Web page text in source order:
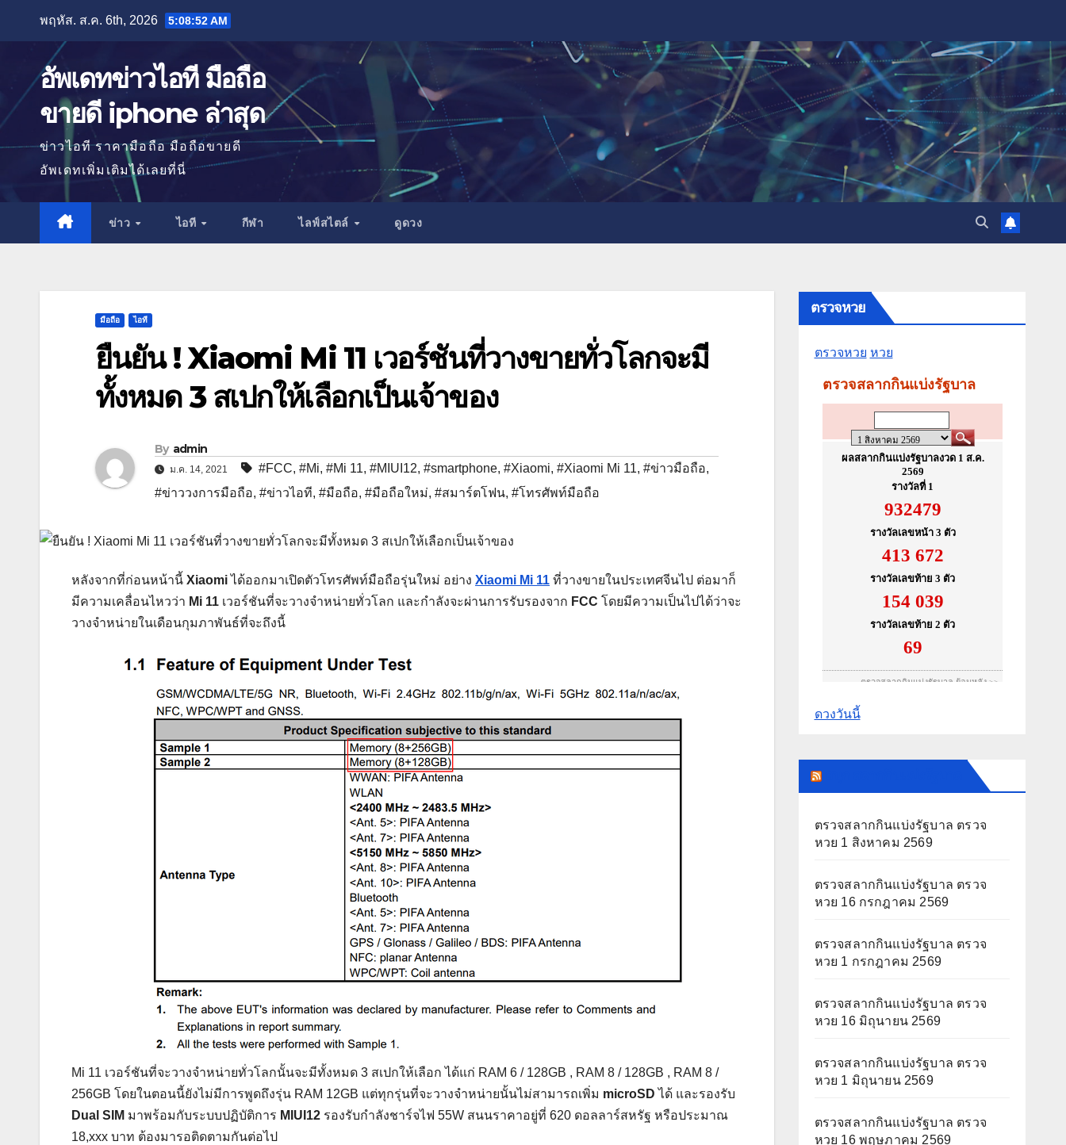
พฤหัส. ส.ค. 6th, 2026 5:08:54 AM
อัพเดทข่าวไอที มือถือ
ขายดี iphone ล่าสุด
ข่าวไอที ราคามือถือ มือถือขายดี
อัพเดทเพิ่มเติมได้เลยที่นี่
ข่าว ไอที กีฬา ไลฟ์สไตล์ ดูดวง
มือถือ ไอที
ยืนยัน ! Xiaomi Mi 11 เวอร์ชันที่วางขายทั่วโลกจะมี
ทั้งหมด 3 สเปกให้เลือกเป็นเจ้าของ
By admin
ม.ค. 14, 2021 #FCC, #Mi, #Mi 11, #MIUI12, #smartphone, #Xiaomi, #Xiaomi Mi 11, #ข่าวมือถือ,
#ข่าววงการมือถือ, #ข่าวไอที, #มือถือ, #มือถือใหม่, #สมาร์ตโฟน, #โทรศัพท์มือถือ
หลังจากที่ก่อนหน้านี้ Xiaomiได้ออกมาเปิดตัวโทรศัพท์มือถือรุ่นใหม่ อย่าง Xiaomi Mi 11 ที่วางขายในประเทศจีนไป ต่อมาก็
มีความเคลื่อนไหวว่า Mi 11 เวอร์ชันที่จะวางจำหน่ายทั่วโลก และกำลังจะผ่านการรับรองจาก FCC โดยมีความเป็นไปได้ว่าจะ
วางจำหน่ายในเดือนกุมภาพันธ์ที่จะถึงนี้
Mi 11 เวอร์ชันที่จะวางจำหน่ายทั่วโลกนั้นจะมีทั้งหมด 3 สเปกให้เลือก ได้แก่ RAM 6 / 128GB , RAM 8 / 128GB , RAM 8 /
256GB โดยในตอนนี้ยังไม่มีการพูดถึงรุ่น RAM 12GB แต่ทุกรุ่นที่จะวางจำหน่ายนั้นไม่สามารถเพิ่ม microSD ได้ และรองรับ
Dual SIM มาพร้อมกับระบบปฏิบัติการ MIUI12 รองรับกำลังชาร์จไฟ 55W สนนราคาอยู่ที่ 620 ดอลลาร์สหรัฐ หรือประมาณ
18,xxx บาท ต้องมารอติดตามกันต่อไป
ตรวจหวย
ตรวจหวย หวย
ดวงวันนี้
ตรวจสลากกินแบ่งรัฐบาล ตรวจ
หวย 1 สิงหาคม 2569
ตรวจสลากกินแบ่งรัฐบาล ตรวจ
หวย 16 กรกฎาคม 2569
ตรวจสลากกินแบ่งรัฐบาล ตรวจ
หวย 1 กรกฎาคม 2569
ตรวจสลากกินแบ่งรัฐบาล ตรวจ
หวย 16 มิถุนายน 2569
ตรวจสลากกินแบ่งรัฐบาล ตรวจ
หวย 1 มิถุนายน 2569
ตรวจสลากกินแบ่งรัฐบาล ตรวจ
หวย 16 พฤษภาคม 2569